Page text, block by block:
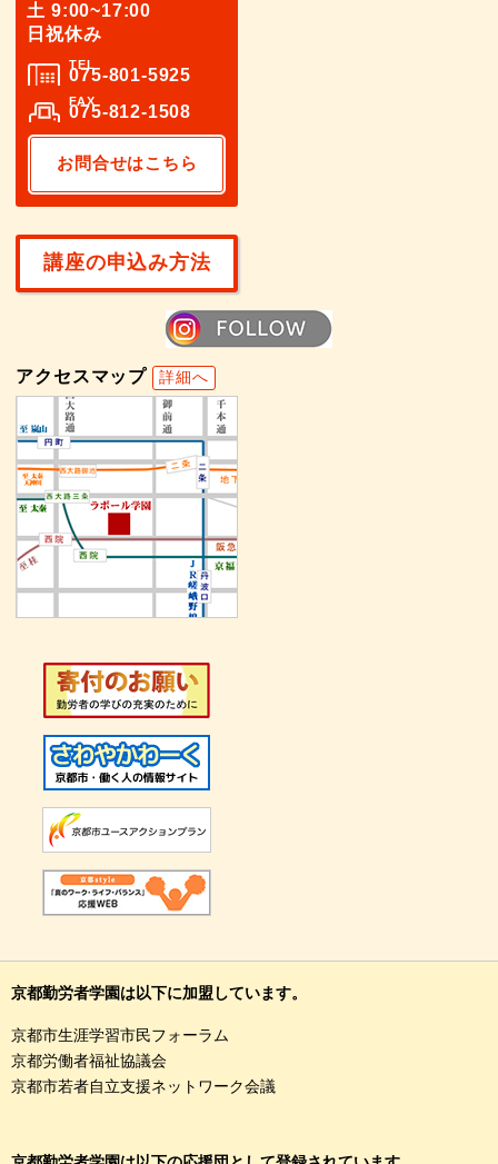
土 9:00~17:00
日祝休み
TEL
075-801-5925
FAX
075-812-1508
お問合せはこちら
講座の申込み方法
アクセスマップ 詳細へ
京都勤労者学園は以下に加盟しています。
京都市生涯学習市民フォーラム
京都労働者福祉協議会
京都市若者自立支援ネットワーク会議